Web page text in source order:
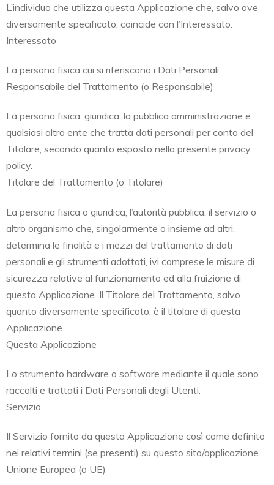
L’individuo che utilizza questa Applicazione che, salvo ove
diversamente specificato, coincide con l’Interessato.
Interessato
La persona fisica cui si riferiscono i Dati Personali.
Responsabile del Trattamento (o Responsabile)
La persona fisica, giuridica, la pubblica amministrazione e
qualsiasi altro ente che tratta dati personali per conto del
Titolare, secondo quanto esposto nella presente privacy
policy.
Titolare del Trattamento (o Titolare)
La persona fisica o giuridica, l’autorità pubblica, il servizio o
altro organismo che, singolarmente o insieme ad altri,
determina le finalità e i mezzi del trattamento di dati
personali e gli strumenti adottati, ivi comprese le misure di
sicurezza relative al funzionamento ed alla fruizione di
questa Applicazione. Il Titolare del Trattamento, salvo
quanto diversamente specificato, è il titolare di questa
Applicazione.
Questa Applicazione
Lo strumento hardware o software mediante il quale sono
raccolti e trattati i Dati Personali degli Utenti.
Servizio
Il Servizio fornito da questa Applicazione così come definito
nei relativi termini (se presenti) su questo sito/applicazione.
Unione Europea (o UE)